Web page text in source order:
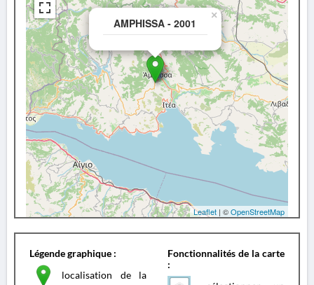
AMPHISSA - 2001
×
Leaflet | ©OpenStreetMap
Légende graphique :
localisation de la
Fonctionnalités de la carte
: